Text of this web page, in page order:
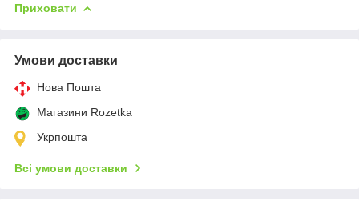
Приховати
Умови доставки
Нова Пошта
Магазини Rozetka
Укрпошта
Всі умови доставки